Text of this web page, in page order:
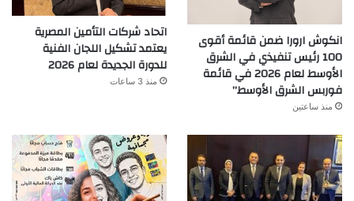
انكوش ارورا ضمن قائمة أقوى
100 رئيس تنفيذي في الشرق
الأوسط لعام 2026 في قائمة
فوربس الشرق الأوسط”
منذ ساعتين
اتحاد شركات التأمين المصرية
يعتمد تشكيل اللجان الفنية
للدورة الجديدة لعام 2026
منذ 3 ساعات